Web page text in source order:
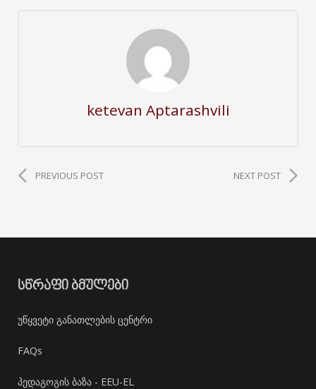
ketevan Aptarashvili
PREVIOUS POST NEXT POST
ᲡᲬᲠᲐᲤᲘ ᲑᲛᲣᲚᲔᲑᲘ
უწყვეტი განათლების ცენტრი
FAQs
პედაგოგის ბაზა - EEU-EL